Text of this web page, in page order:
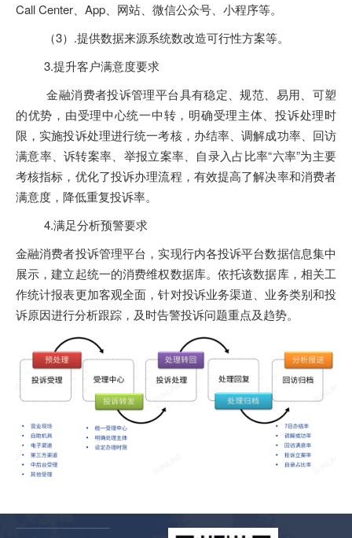
Call Center、App、网站、微信公众号、小程序等。
（3）.提供数据来源系统数改造可行性方案等。
3.提升客户满意度要求
金融消费者投诉管理平台具有稳定、规范、易用、可塑
的优势，由受理中心统一中转，明确受理主体、投诉处理时
限，实施投诉处理进行统一考核，办结率、调解成功率、回访
满意率、诉转案率、举报立案率、自录入占比率“六率”为主要
考核指标，优化了投诉办理流程，有效提高了解决率和消费者
满意度，降低重复投诉率。
4.满足分析预警要求
金融消费者投诉管理平台，实现行内各投诉平台数据信息集中
展示，建立起统一的消费维权数据库。依托该数据库，相关工
作统计报表更加客观全面，针对投诉业务渠道、业务类别和投
诉原因进行分析跟踪，及时告警投诉问题重点及趋势。